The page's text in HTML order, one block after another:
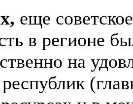
еще
в регионе
на
республик